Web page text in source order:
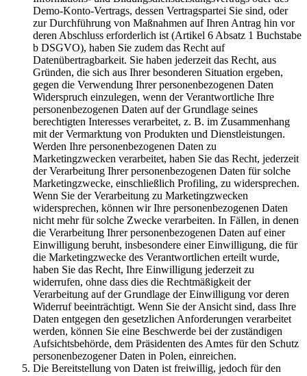
Demo-Konto-Vertrags, dessen Vertragspartei Sie sind, oder
zur Durchführung von Maßnahmen auf Ihren Antrag hin vor
deren Abschluss erforderlich ist (Artikel 6 Absatz 1 Buchstabe
b DSGVO), haben Sie zudem das Recht auf
Datenübertragbarkeit. Sie haben jederzeit das Recht, aus
Gründen, die sich aus Ihrer besonderen Situation ergeben,
gegen die Verwendung Ihrer personenbezogenen Daten
Widerspruch einzulegen, wenn der Verantwortliche Ihre
personenbezogenen Daten auf der Grundlage seines
berechtigten Interesses verarbeitet, z. B. im Zusammenhang
mit der Vermarktung von Produkten und Dienstleistungen.
Werden Ihre personenbezogenen Daten zu
Marketingzwecken verarbeitet, haben Sie das Recht, jederzeit
der Verarbeitung Ihrer personenbezogenen Daten für solche
Marketingzwecke, einschließlich Profiling, zu widersprechen.
Wenn Sie der Verarbeitung zu Marketingzwecken
widersprechen, können wir Ihre personenbezogenen Daten
nicht mehr für solche Zwecke verarbeiten. In Fällen, in denen
die Verarbeitung Ihrer personenbezogenen Daten auf einer
Einwilligung beruht, insbesondere einer Einwilligung, die für
die Marketingzwecke des Verantwortlichen erteilt wurde,
haben Sie das Recht, Ihre Einwilligung jederzeit zu
widerrufen, ohne dass dies die Rechtmäßigkeit der
Verarbeitung auf der Grundlage der Einwilligung vor deren
Widerruf beeinträchtigt. Wenn Sie der Ansicht sind, dass Ihre
Daten entgegen den gesetzlichen Anforderungen verarbeitet
werden, können Sie eine Beschwerde bei der zuständigen
Aufsichtsbehörde, dem Präsidenten des Amtes für den Schutz
personenbezogener Daten in Polen, einreichen.
Die Bereitstellung von Daten ist freiwillig, jedoch für den